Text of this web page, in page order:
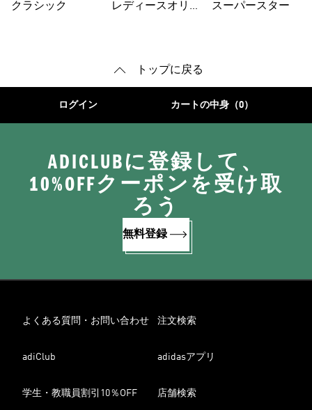
クラシック
レディースオリジ
スーパースター
トップに戻る
ログイン カートの中身（0）
ADICLUBに登録して、
10%OFFクーポンを受け取
ろう
無料登録
よくある質問・お問い合わせ 注文検索
adiClub adidasアプリ
学生・教職員割引10％OFF 店舗検索